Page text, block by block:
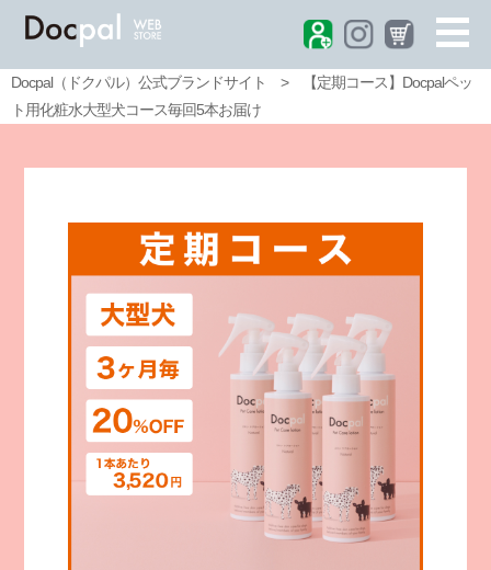
Docpal（ドクパル）公式ブランドサイト >
【定期コース】Docpalペッ
ト用化粧水大型犬コース毎回5本お届け